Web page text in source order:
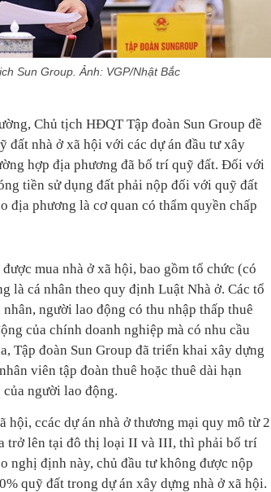
Sun Group. Ảnh: VGP/Nhật Bắc
Chủ tịch HĐQT Tập đoàn Sun Group đề
đất nhà ở xã hội với các dự án đầu tư xây
hợp địa phương đã bố trí quỹ đất. Đối với
tiền sử dụng đất phải nộp đối với quỹ đất
địa phương là cơ quan có thẩm quyền chấp
mua nhà ở xã hội, bao gồm tổ chức (có
là cá nhân theo quy định Luật Nhà ở. Các tổ
người lao động có thu nhập thấp thuê
của chính doanh nghiệp mà có nhu cầu
Tập đoàn Sun Group đã triển khai xây dựng
viên tập đoàn thuê hoặc thuê dài hạn
người lao động.
ccác dự án nhà ở thương mại quy mô từ 2
trở lên tại đô thị loại II và III, thì phải bố trí
nghị định này, chủ đầu tư không được nộp
quỹ đất trong dự án xây dựng nhà ở xã hội.